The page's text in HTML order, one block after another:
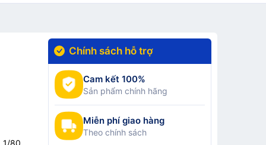
1/80,
Chính sách hỗ trợ
Cam kết 100%
Sản phẩm chính hãng
Miễn phí giao hàng
Theo chính sách